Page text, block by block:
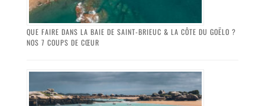
QUE FAIRE DANS LA BAIE DE SAINT-BRIEUC & LA CÔTE DU GOËLO ?
NOS 7 COUPS DE CŒUR